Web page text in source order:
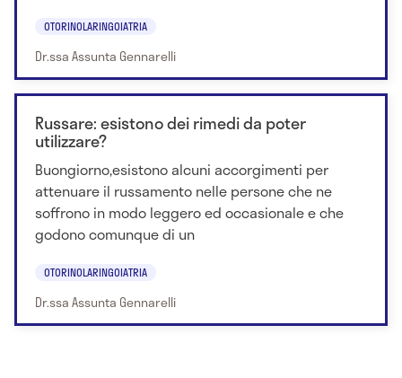
OTORINOLARINGOIATRIA
Dr.ssa Assunta Gennarelli
Russare: esistono dei rimedi da poter
utilizzare?
Buongiorno,esistono alcuni accorgimenti per
attenuare il russamento nelle persone che ne
soffrono in modo leggero ed occasionale e che
godono comunque di un
OTORINOLARINGOIATRIA
Dr.ssa Assunta Gennarelli